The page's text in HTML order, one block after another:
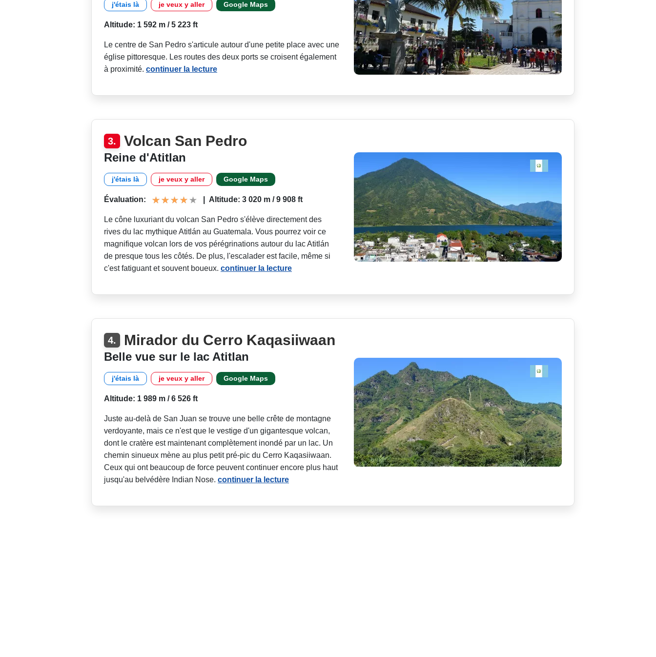
j'étais là je veux y aller Google Maps
Altitude: 1 592 m / 5 223 ft
Le centre de San Pedro s'articule autour d'une petite place avec une
église pittoresque. Les routes des deux ports se croisent également
à proximité. continuer la lecture
3. Volcan San Pedro
Reine d'Atitlan
j'étais là je veux y aller Google Maps
Évaluation: Altitude: 3 020 m / 9 908 ft
Le cône luxuriant du volcan San Pedro s'élève directement des
rives du lac mythique Atitlán au Guatemala. Vous pourrez voir ce
magnifique volcan lors de vos pérégrinations autour du lac Atitlán
de presque tous les côtés. De plus, l'escalader est facile, même si
c'est fatiguant et souvent boueux. continuer la lecture
4. Mirador du Cerro Kaqasiiwaan
Belle vue sur le lac Atitlan
j'étais là je veux y aller Google Maps
Altitude: 1 989 m / 6 526 ft
Juste au-delà de San Juan se trouve une belle crête de montagne
verdoyante, mais ce n'est que le vestige d'un gigantesque volcan,
dont le cratère est maintenant complètement inondé par un lac. Un
chemin sinueux mène au plus petit pré-pic du Cerro Kaqasiiwaan.
Ceux qui ont beaucoup de force peuvent continuer encore plus haut
jusqu'au belvédère Indian Nose. continuer la lecture